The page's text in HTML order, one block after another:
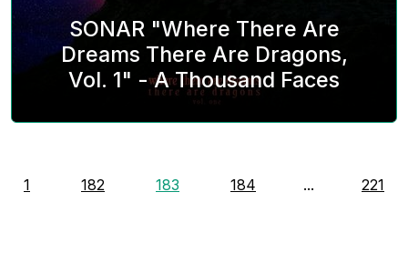
SONAR "Where There Are
Dreams There Are Dragons,
Vol. 1" - A Thousand Faces
1 182 183 184 ... 221